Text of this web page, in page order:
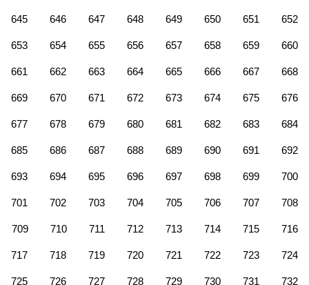
645 646 647 648 649 650 651 652
653 654 655 656 657 658 659 660
661 662 663 664 665 666 667 668
669 670 671 672 673 674 675 676
677 678 679 680 681 682 683 684
685 686 687 688 689 690 691 692
693 694 695 696 697 698 699 700
701 702 703 704 705 706 707 708
709 710 711 712 713 714 715 716
717 718 719 720 721 722 723 724
725 726 727 728 729 730 731 732